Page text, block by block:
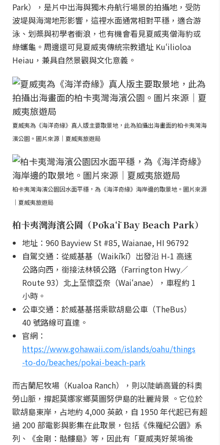
Park），是片中出海與獨木舟航行場景的拍攝地，受防
波堤與海灣地形影響，這裡水面通常相對平穩，適合游
泳、划槳與初學者衝浪，也有機會看見夏威夷僧海豹或
綠蠵龜。周邊還可見夏威夷傳統宗教遺址 Kuʻilioloa
Heiau，兼具自然景觀與文化意義。
夏威夷為《海洋奇緣》真人版主要取景地，此為拍攝出海畫面的柏卡夷灣海
濱公園。圖片來源｜夏威夷旅遊局
柏卡夷灣海濱公園因水面平穩，為《海洋奇緣》海岸邊的取景地。圖片來源
｜夏威夷旅遊局
柏卡夷灣海濱公園（Pōkaʻī Bay Beach Park）
地址：960 Bayview St #85, Waianae, HI 96792
自駕交通：從威基基（Waikīkī）出發沿 H-1 高速
公路向西，銜接法林頓公路（Farrington Hwy／
Route 93）北上至懷亞奈（Waiʻanae），車程約 1
小時。
公車交通：於威基基搭乘歐胡島公車（TheBus）
40 號路線可直達。
官網：
https://www.gohawaii.com/islands/oahu/things
-to-do/beaches/pokai-beach-park
而古蘭尼牧場（Kualoa Ranch），則以陡峭高聳的科奧
勞山脈，撐起莫娜家鄉莫圖努伊島的壯麗背景 。它位於
歐胡島東岸，占地約 4,000 英畝，自 1950 年代起已有超
過 200 部電影與影集在此取景，包括《侏羅紀公園》系
列、《金剛：骷髏島》等，因此有「夏威夷好萊塢後